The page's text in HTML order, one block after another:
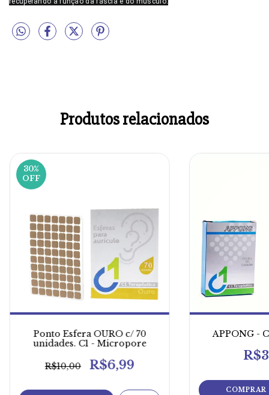
Produtos relacionados
30%
OFF
Ponto Esfera OURO c/ 70
unidades. C1 - Micropore
R$10,00 R$6,99
APPONG -
COMPRAR